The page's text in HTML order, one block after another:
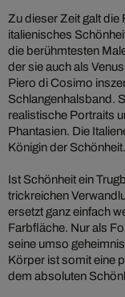
Zu dieser Zeit galt die
italienisches
die berühmtesten
der sie auch als
Piero di Cosimo
Schlangenhalsband.
realistische Portraits
Phantasien. Die
Königin der Schönheit.
Ist Schönheit ein
trickreichen
ersetzt ganz einfach
Farbfläche. Nur als
seine umso
Körper ist somit eine
dem absoluten